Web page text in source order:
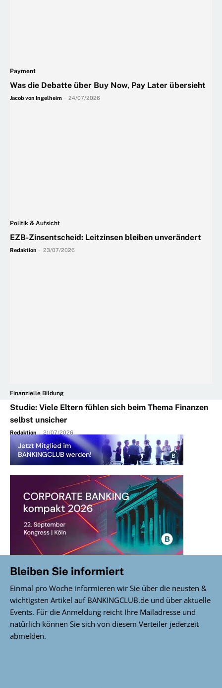
Payment
Was die Debatte über Buy Now, Pay Later übersieht
Jacob von Ingelheim 24/07/2026
Politik & Aufsicht
EZB-Zinsentscheid: Leitzinsen bleiben unverändert
Redaktion 23/07/2026
Finanzielle Bildung
Studie: Viele Eltern fühlen sich beim Thema Finanzen
selbst unsicher
Redaktion - 21/07/2026
Bleiben Sie informiert
Einmal pro Woche informieren wir Sie über die neusten &
wichtigsten Artikel auf BANKINGCLUB.de und über aktuelle
Events. Für die Anmeldung reicht Ihre Mailadresse und
natürlich können Sie sich von diesem Verteiler jederzeit
abmelden.